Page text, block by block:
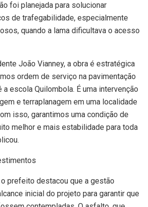
foi planejada para solucionar
de trafegabilidade, especialmente
quando a lama dificultava o acesso
João Vianney, a obra é estratégica
ordem de serviço na pavimentação
escola Quilombola. É uma intervenção
e terraplanagem em uma localidade
isso, garantimos uma condição de
melhor e mais estabilidade para toda
o prefeito destacou que a gestão
inicial do projeto para garantir que